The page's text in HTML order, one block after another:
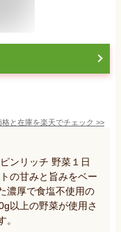
格と在庫を楽天でチェック >>
ンリッチ 野菜１日
の甘みと旨みをベー
濃厚で食塩不使用の
以上の野菜が使用さ